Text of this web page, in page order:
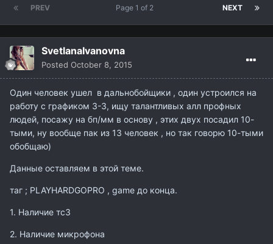
PREV NEXT
Page 1 of 2
SvetlanaIvanovna
Posted October 8, 2015
Один человек ушел в дальнобойщики , один устроился на
работу с графиком 3-3, ищу талантливых алл профных
людей, посажу на бп/мм в основу , этих двух посадил 10-
тыми, ну вообще пак из 13 человек , но так говорю 10-тыми
обобщаю)
Данные оставляем в этой теме.
таг ; PLAYHARDGOPRO , game до конца.
1. Наличие тс3
2. Наличие микрофона